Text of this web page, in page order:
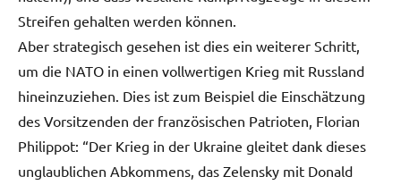
Streifen gehalten werden können.
Aber strategisch gesehen ist dies ein weiterer Schritt,
um die NATO in einen vollwertigen Krieg mit Russland
hineinzuziehen. Dies ist zum Beispiel die Einschätzung
des Vorsitzenden der französischen Patrioten, Florian
Philippot: “Der Krieg in der Ukraine gleitet dank dieses
unglaublichen Abkommens, das Zelensky mit Donald